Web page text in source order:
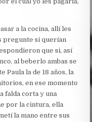
a la cocina, allí les
pregunte si querían
que si, así
al beberlo ambas se
Paula la de 18 años, la
en ese momento
falda corta y una
por la cintura, ella
la mano entre sus